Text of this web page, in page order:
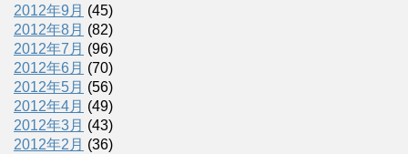
2012年9月 (45)
2012年8月 (82)
2012年7月 (96)
2012年6月 (70)
2012年5月 (56)
2012年4月 (49)
2012年3月 (43)
2012年2月 (36)